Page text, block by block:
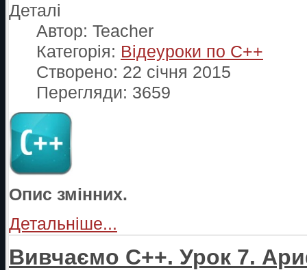
Деталі
Автор: Teacher
Категорія: Відеуроки по С++
Створено: 22 січня 2015
Перегляди: 3659
Опис змінних.
Детальніше...
Вивчаємо С++. Урок 7.